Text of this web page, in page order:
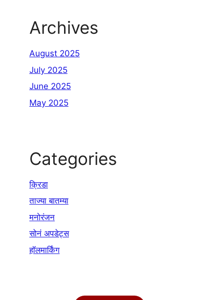
Archives
August 2025
July 2025
June 2025
May 2025
Categories
क्रिडा
ताज्या बातम्या
मनोरंजन
सोनं अपडेट्स
हॉलमार्किंग